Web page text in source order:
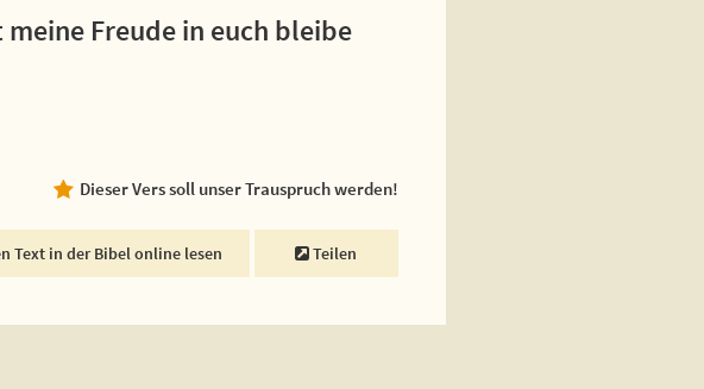
Freude in euch bleibe
Dieser Vers soll unser Trauspruch werden!
Text in der Bibel online lesen Teilen